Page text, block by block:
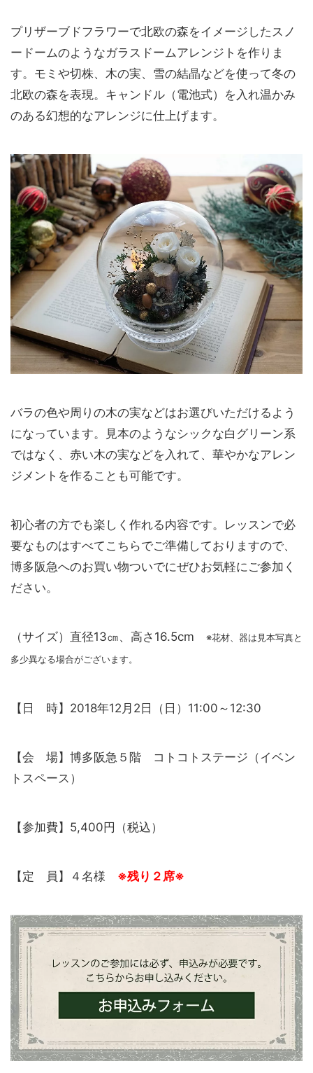
プリザーブドフラワーで北欧の森をイメージしたスノ
ードームのようなガラスドームアレンジトを作りま
す。モミや切株、木の実、雪の結晶などを使って冬の
北欧の森を表現。キャンドル（電池式）を入れ温かみ
のある幻想的なアレンジに仕上げます。
バラの色や周りの木の実などはお選びいただけるよう
になっています。見本のようなシックな白グリーン系
ではなく、赤い木の実などを入れて、華やかなアレン
ジメントを作ることも可能です。
初心者の方でも楽しく作れる内容です。レッスンで必
要なものはすべてこちらでご準備しておりますので、
博多阪急へのお買い物ついでにぜひお気軽にご参加く
ださい。
（サイズ）直径13㎝、高さ16.5cm
※花材、器は見本写真と
多少異なる場合がございます。
【日 時】2018年12月2日（日）11:00～12:30
【会 場】博多阪急５階 コトコトステージ（イベン
トスペース）
【参加費】5,400円（税込）
【定 員】４名様 ※残り２席※